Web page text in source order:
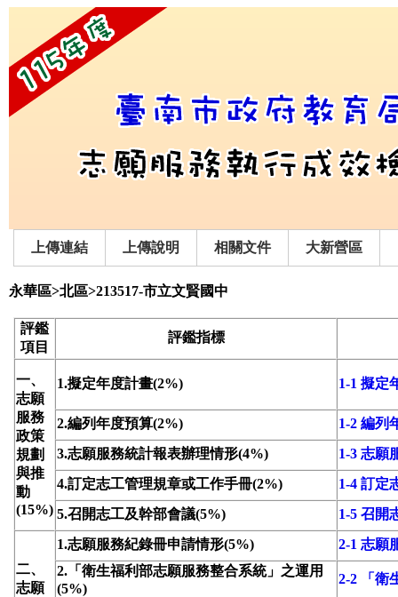
上傳連結 上傳說明 相關文件 大新營區
永華區>北區>213517-市立文賢國中
評鑑
項目
評鑑指標
一、
志願
服務
政策
規劃
與推
動
(15%)
1.擬定年度計畫(2%) 1-1 擬定
2.編列年度預算(2%)
1-2 編列
3.志願服務統計報表辦理情形(4%)
1-3 志願
4.訂定志工管理規章或工作手冊(2%)
1-4 訂定
5.召開志工及幹部會議(5%)
1-5 召開
二、
志願
1.志願服務紀錄冊申請情形(5%)
2-1 志願
2.「衛生福利部志願服務整合系統」之運用
(5%)
2-2 「衛